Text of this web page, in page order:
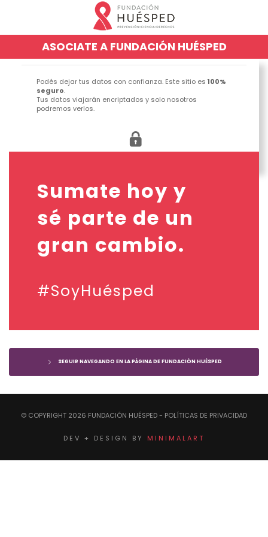
ASOCIATE A FUNDACIÓN HUÉSPED
Podés dejar tus datos con confianza. Este sitio es 100%
seguro.
Tus datos viajarán encriptados y solo nosotros
podremos verlos.
Sumate hoy y
sé parte de un
gran cambio.
#SoyHuésped
SEGUIR NAVEGANDO EN LA PÁGINA DE FUNDACIÓN HUÉSPED
© COPYRIGHT 2026 FUNDACIÓN HUÉSPED- POLÍTICAS DE PRIVACIDAD
DEV + DESIGN BY MINIMALART